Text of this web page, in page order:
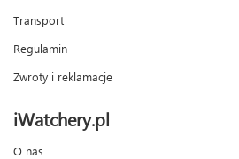
Transport
Regulamin
Zwroty i reklamacje
iWatchery.pl
O nas